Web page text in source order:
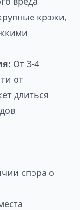
кражи,
От 3-4
от
длиться
спора о